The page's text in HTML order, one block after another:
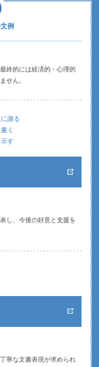
例
終的には経済的・心理的
せん。
謝る
く
す
し、今後の好意と支援を
寧な文書表現が求められ